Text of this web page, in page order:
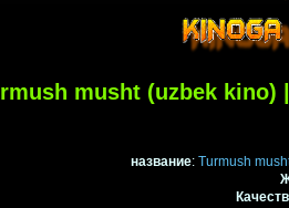
musht (uzbek kino)
название: Turmush